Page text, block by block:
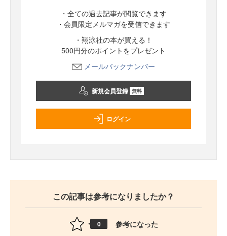
・全ての過去記事が閲覧できます
・会員限定メルマガを受信できます
・翔泳社の本が買える！
500円分のポイントをプレゼント
メールバックナンバー
新規会員登録 無料
ログイン
この記事は参考になりましたか？
0 参考になった